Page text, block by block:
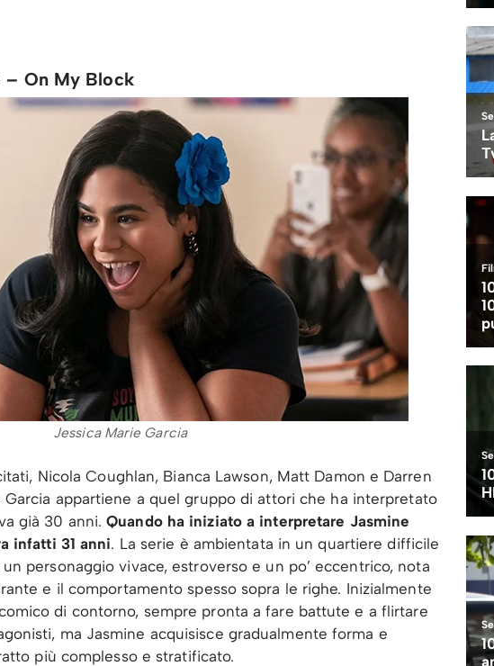
– On My Block
Jessica Marie Garcia
Nicola Coughlan, Bianca Lawson, Matt Damon e Darren
Garcia appartiene a quel gruppo di attori che ha interpretato
già 30 anni.Quando ha iniziato a interpretare Jasmine
infatti 31 anni. La serie è ambientata in un quartiere difficile
personaggio vivace, estroverso e un po’ eccentrico, nota
e il comportamento spesso sopra le righe. Inizialmente
di contorno, sempre pronta a fare battute e a flirtare
ma Jasmine acquisisce gradualmente forma e
più complesso e stratificato.